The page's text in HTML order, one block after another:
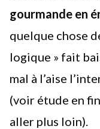
gourmande en
quelque chose
logique » fait
mal à l’aise
(voir étude en
aller plus loin).